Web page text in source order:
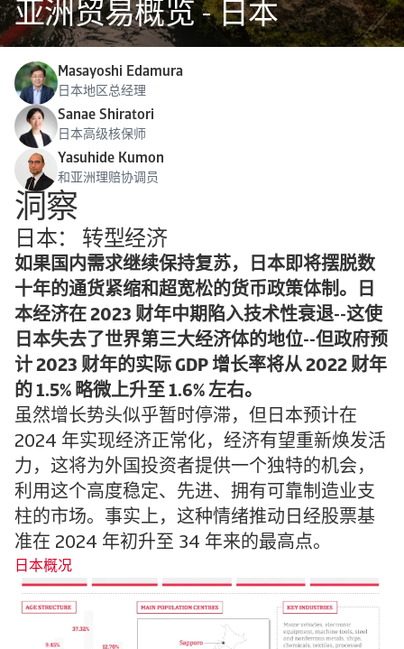
亚洲贸易概览 - 日本
Masayoshi Edamura
日本地区总经理
Sanae Shiratori
日本高级核保师
Yasuhide Kumon
和亚洲理赔协调员
洞察
日本： 转型经济
如果国内需求继续保持复苏，日本即将摆脱数
十年的通货紧缩和超宽松的货币政策体制。日
本经济在 2023 财年中期陷入技术性衰退--这使
日本失去了世界第三大经济体的地位--但政府预
计 2023 财年的实际 GDP 增长率将从 2022 财年
的 1.5% 略微上升至 1.6% 左右。
虽然增长势头似乎暂时停滞，但日本预计在
2024 年实现经济正常化，经济有望重新焕发活
力，这将为外国投资者提供一个独特的机会，
利用这个高度稳定、先进、拥有可靠制造业支
柱的市场。事实上，这种情绪推动日经股票基
准在 2024 年初升至 34 年来的最高点。
日本概况